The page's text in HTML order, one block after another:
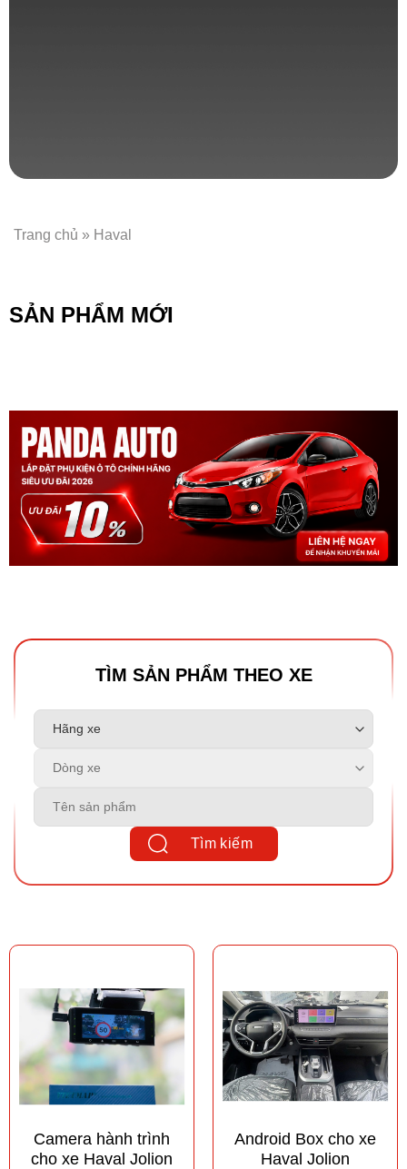
Trang chủ » Haval
SẢN PHẨM MỚI
TÌM SẢN PHẨM THEO XE
Tìm kiếm
Camera hành trình
cho xe Haval Jolion
Android Box cho xe
Haval Jolion